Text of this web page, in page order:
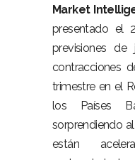
Market
presentado el
previsiones de
contracciones
trimestre en el
los Países
sorprendiendo
están